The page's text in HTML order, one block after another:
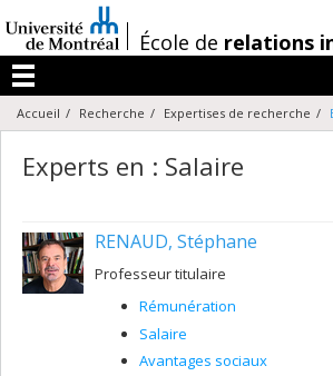
au
contenu
/École de relations
Menu
Accueil Recherche Expertises de recherche
Experts en : Salaire
RENAUD, Stéphane
Professeur titulaire
Rémunération
Salaire
Avantages sociaux